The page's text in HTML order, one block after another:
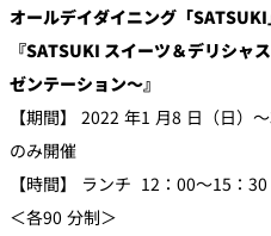
オールデイダイニング「SATSUKI
『SATSUKI スイーツ＆デリシャ
ゼンテーション～』
【期間】 2022 年1 月8 日（日
のみ開催
【時間】 ランチ 12：00～15
＜各90 分制＞